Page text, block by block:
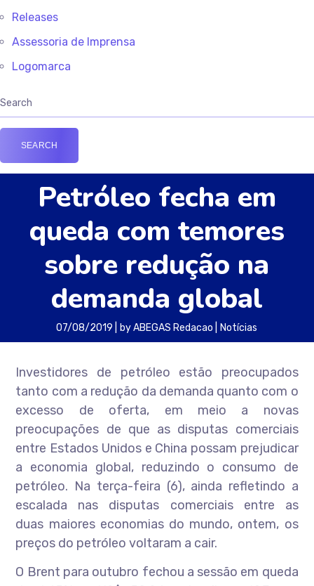
Releases
Assessoria de Imprensa
Logomarca
Petróleo fecha em
queda com temores
sobre redução na
demanda global
07/08/2019 byABEGAS Redacao Notícias
Investidores de petróleo estão preocupados
tanto com a redução da demanda quanto com o
excesso de oferta, em meio a novas
preocupações de que as disputas comerciais
entre Estados Unidos e China possam prejudicar
a economia global, reduzindo o consumo de
petróleo. Na terça-feira (6), ainda refletindo a
escalada nas disputas comerciais entre as
duas maiores economias do mundo, ontem, os
preços do petróleo voltaram a cair.
O Brent para outubro fechou a sessão em queda